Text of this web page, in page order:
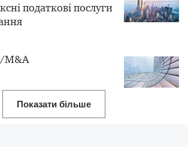
податкові послуги
M&A
Показати більше